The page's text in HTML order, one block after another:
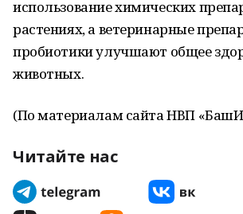
использование химических
растениях, а ветеринарные
пробиотики улучшают общее
животных.
(По материалам сайта НВП
Читайте нас